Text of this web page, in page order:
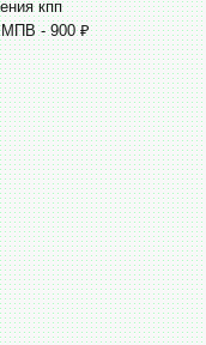
кпп
- 900 ₽